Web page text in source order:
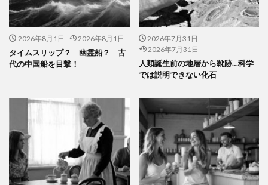
2026年8月1日 2026年8月1日
タイムスリップ？ 幽霊船？ 古
代の中国船を目撃！
2026年7月31日
2026年7月31日
人類誕生前の地層から靴跡…科学
では説明できない化石